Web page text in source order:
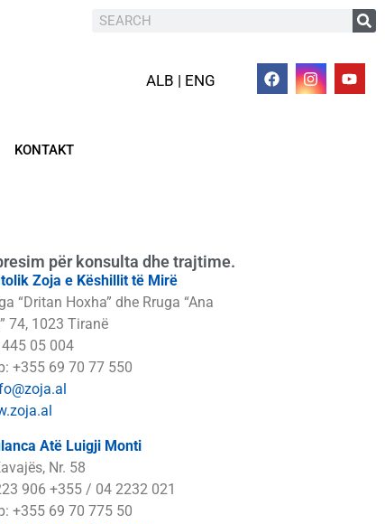
ALB | ENG
KONTAKT
për konsulta dhe trajtime.
Zoja e Këshillit të Mirë
“Dritan Hoxha” dhe Rruga “Ana
74, 1023 Tiranë
05 004
+355 69 70 77 550
Atë Luigji Monti
Nr. 58
906 +355 / 04 2232 021
+355 69 70 775 50